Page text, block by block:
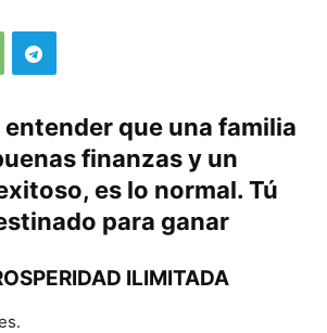
que una familia
finanzas y un
es lo normal. Tú
para ganar
ILIMITADA